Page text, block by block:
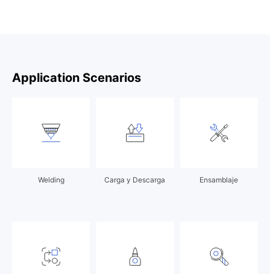
Application Scenarios
Welding Carga y Descarga Ensamblaje